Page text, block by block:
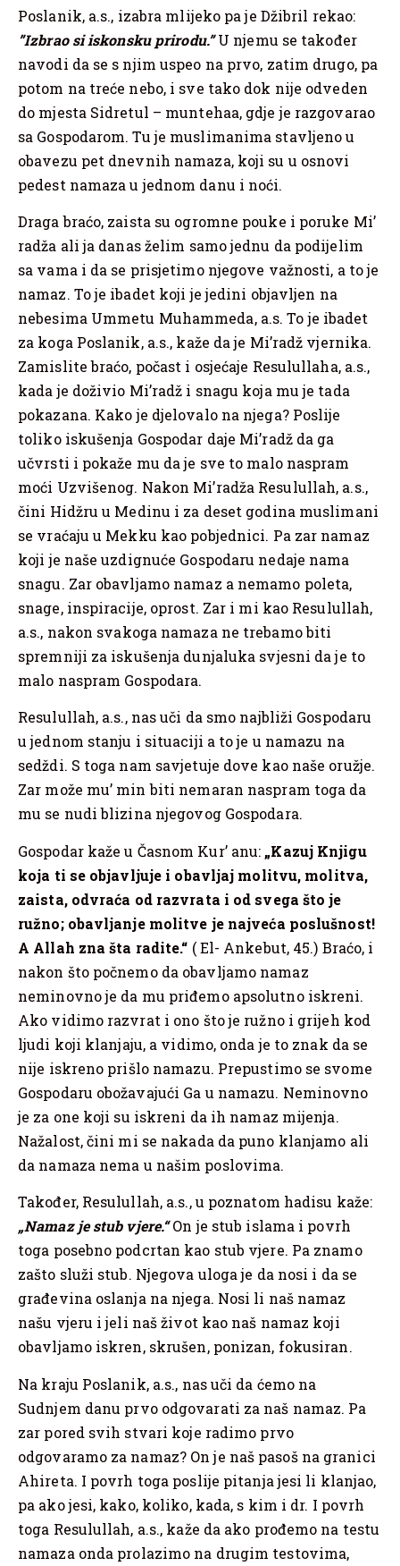
Poslanik, a.s., izabra mlijeko pa je Džibril rekao:
”Izbrao si iskonsku prirodu.”U njemu se također
navodi da se s njim uspeo na prvo, zatim drugo, pa
potom na treće nebo, i sve tako dok nije odveden
do mjesta Sidretul – muntehaa, gdje je razgovarao
sa Gospodarom. Tu je muslimanima stavljeno u
obavezu pet dnevnih namaza, koji su u osnovi
pedest namaza u jednom danu i noći.
Draga braćo, zaista su ogromne pouke i poruke Mi’
radža ali ja danas želim samo jednu da podijelim
sa vama i da se prisjetimo njegove važnosti, a to je
namaz. To je ibadet koji je jedini objavljen na
nebesima Ummetu Muhammeda, a.s. To je ibadet
za koga Poslanik, a.s., kaže da je Mi’radž vjernika.
Zamislite braćo, počast i osjećaje Resulullaha, a.s.,
kada je doživio Mi’radž i snagu koja mu je tada
pokazana. Kako je djelovalo na njega? Poslije
toliko iskušenja Gospodar daje Mi’radž da ga
učvrsti i pokaže mu da je sve to malo naspram
moći Uzvišenog. Nakon Mi’radža Resulullah, a.s.,
čini Hidžru u Medinu i za deset godina muslimani
se vraćaju u Mekku kao pobjednici. Pa zar namaz
koji je naše uzdignuće Gospodaru nedaje nama
snagu. Zar obavljamo namaz a nemamo poleta,
snage, inspiracije, oprost. Zar i mi kao Resulullah,
a.s., nakon svakoga namaza ne trebamo biti
spremniji za iskušenja dunjaluka svjesni da je to
malo naspram Gospodara.
Resulullah, a.s., nas uči da smo najbliži Gospodaru
u jednom stanju i situaciji a to je u namazu na
sedždi. S toga nam savjetuje dove kao naše oružje.
Zar može mu’ min biti nemaran naspram toga da
mu se nudi blizina njegovog Gospodara.
Gospodar kaže u Časnom Kur’ anu: „Kazuj Knjigu
koja ti se objavljuje i obavljaj molitvu, molitva,
zaista, odvraća od razvrata i od svega što je
ružno; obavljanje molitve je najveća poslušnost!
A Allah zna šta radite.“ ( El- Ankebut, 45.) Braćo, i
nakon što počnemo da obavljamo namaz
neminovno je da mu priđemo apsolutno iskreni.
Ako vidimo razvrat i ono što je ružno i grijeh kod
ljudi koji klanjaju, a vidimo, onda je to znak da se
nije iskreno prišlo namazu. Prepustimo se svome
Gospodaru obožavajući Ga u namazu. Neminovno
je za one koji su iskreni da ih namaz mijenja.
Nažalost, čini mi se nakada da puno klanjamo ali
da namaza nema u našim poslovima.
Također, Resulullah, a.s., u poznatom hadisu kaže:
„Namaz je stub vjere.“ On je stub islama i povrh
toga posebno podcrtan kao stub vjere. Pa znamo
zašto služi stub. Njegova uloga je da nosi i da se
građevina oslanja na njega. Nosi li naš namaz
našu vjeru i jeli naš život kao naš namaz koji
obavljamo iskren, skrušen, ponizan, fokusiran.
Na kraju Poslanik, a.s., nas uči da ćemo na
Sudnjem danu prvo odgovarati za naš namaz. Pa
zar pored svih stvari koje radimo prvo
odgovaramo za namaz? On je naš pasoš na granici
Ahireta. I povrh toga poslije pitanja jesi li klanjao,
pa ako jesi, kako, koliko, kada, s kim i dr. I povrh
toga Resulullah, a.s., kaže da ako prođemo na testu
namaza onda prolazimo na drugim testovima,